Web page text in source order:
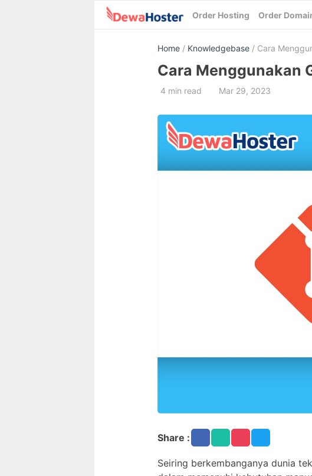
Skip
Order Hosting Order
Home / Knowledgebase / Cara
Cara Menggunakan
4 min read Mar 29, 2023
Share :
Seiring berkembanganya dunia